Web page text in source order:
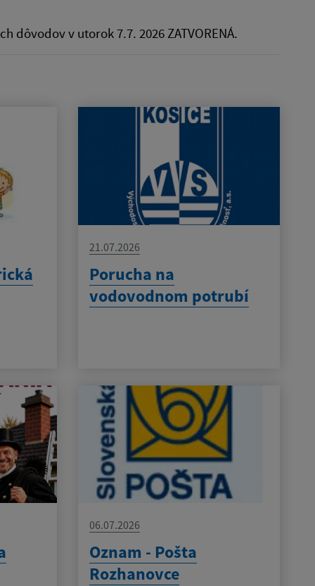
dôvodov v utorok 7.7. 2026 ZATVORENÁ.
21.07.2026
Porucha na
vodovodnom potrubí
06.07.2026
Oznam - Pošta
Rozhanovce